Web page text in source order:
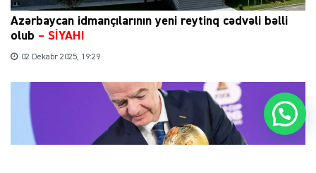
Azərbaycan idmançılarının yeni reytinq cədvəli bəlli
olub – SİYAHI
02 Dekabr 2025, 19:29